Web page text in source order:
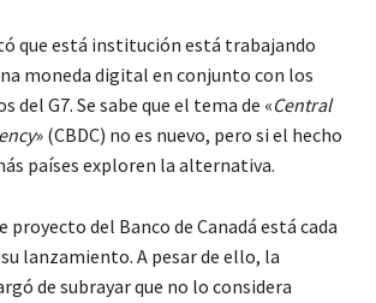
que está institución está trabajando
moneda digital en conjunto con los
del G7. Se sabe que el tema de «Central
» (CBDC) no es nuevo, pero si el hecho
países exploren la alternativa.
proyecto del Banco de Canadá está cada
lanzamiento. A pesar de ello, la
de subrayar que no lo considera